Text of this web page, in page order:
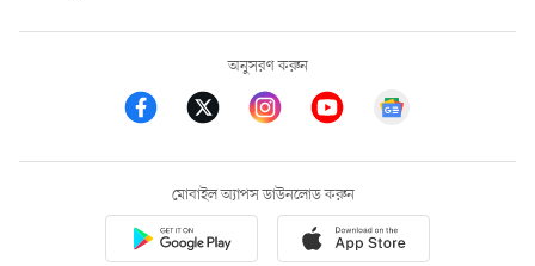
অনুসরণ করুন
মোবাইল অ্যাপস ডাউনলোড করুন